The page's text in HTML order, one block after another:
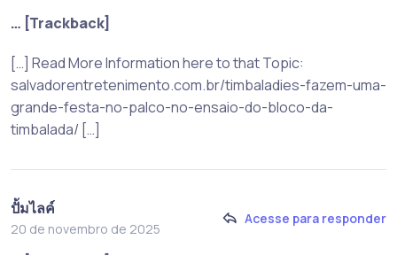
… [Trackback]
[…] Read More Information here to that Topic:
salvadorentretenimento.com.br/timbaladies-fazem-uma-
grande-festa-no-palco-no-ensaio-do-bloco-da-
timbalada/ […]
ปั้มไลค์
20 de novembro de 2025
Acesse para responder